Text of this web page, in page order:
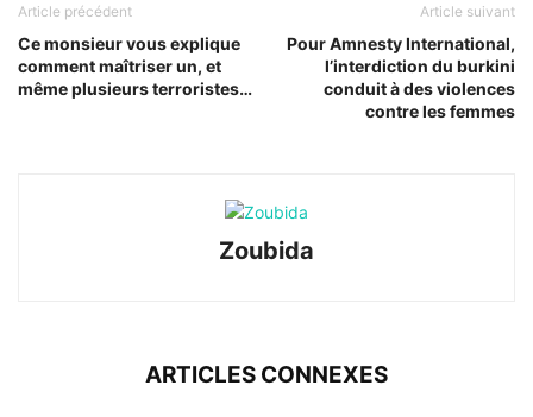
Article précédent
Ce monsieur vous explique
comment maîtriser un, et
même plusieurs terroristes…
Article suivant
Pour Amnesty International,
l’interdiction du burkini
conduit à des violences
contre les femmes
Zoubida
ARTICLES CONNEXES